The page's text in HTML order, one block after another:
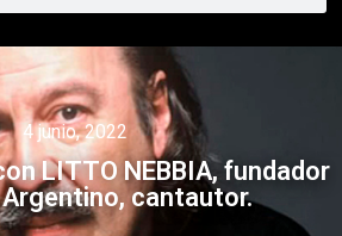
4 junio, 2022
LITTO NEBBIA, fundador
Argentino, cantautor.